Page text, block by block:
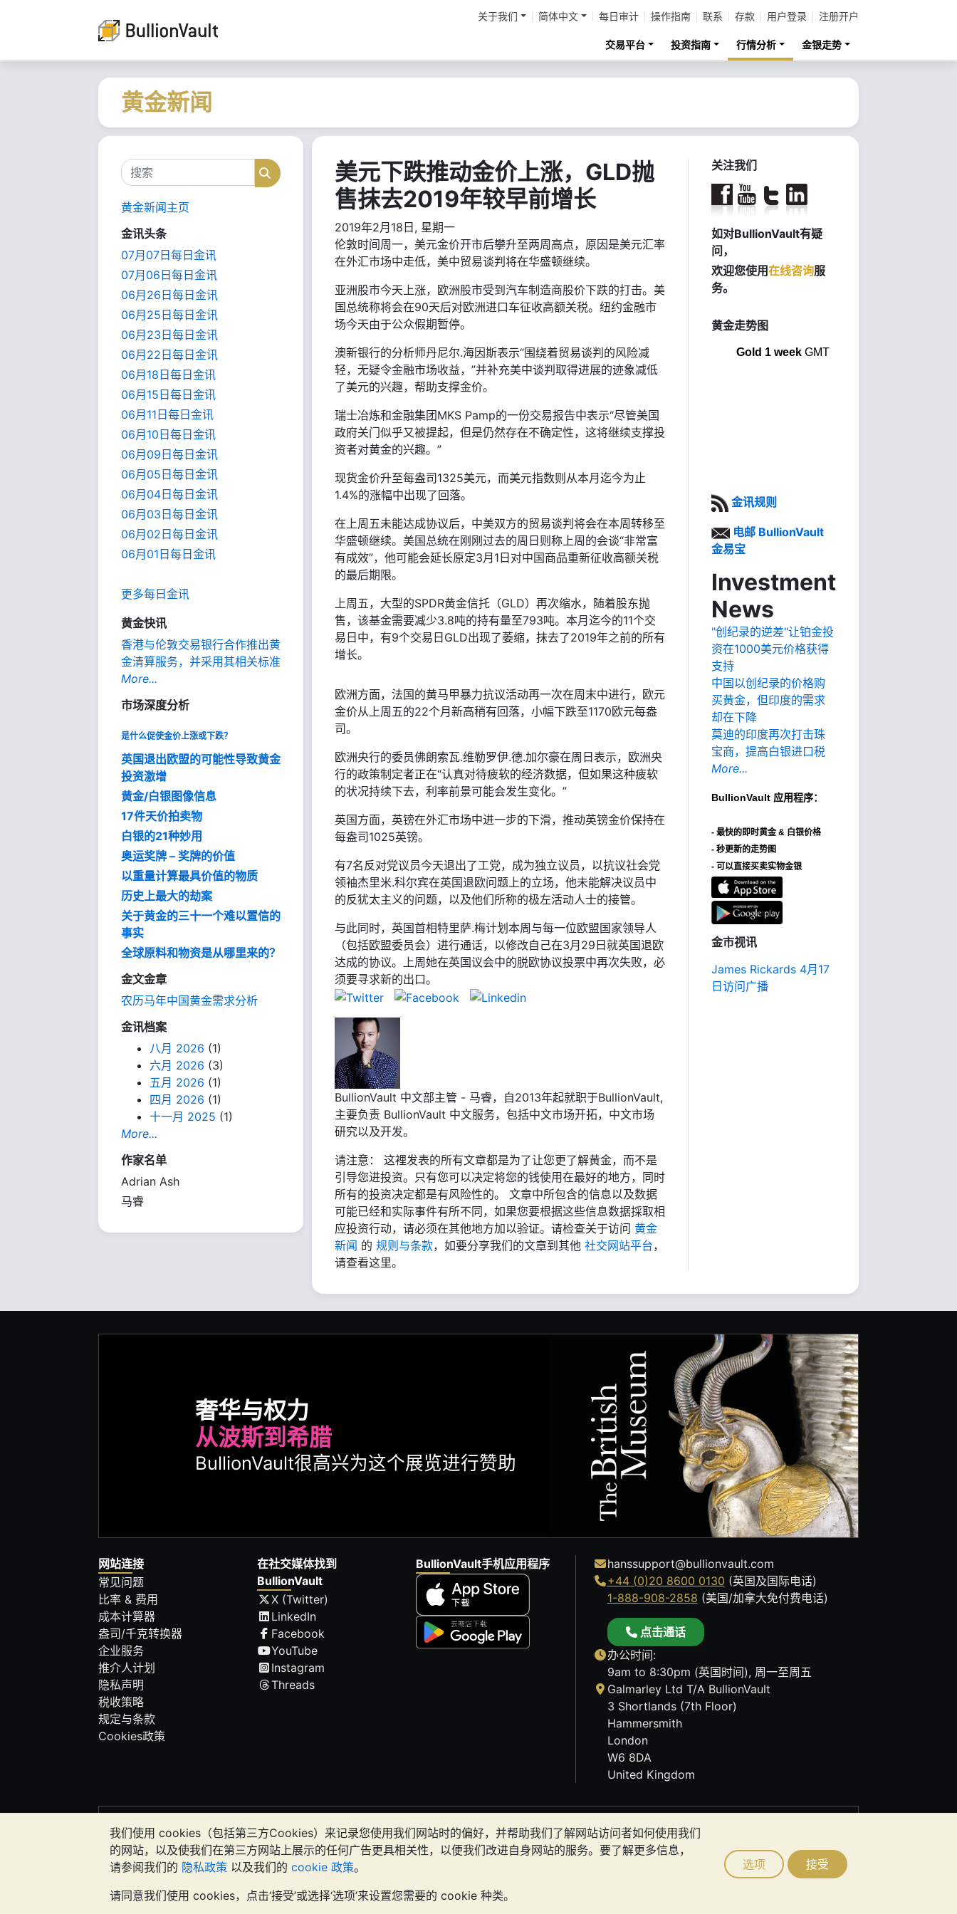
我们使用 cookies（包括第三方Cookies）来记录您使用我们网站时的偏好，并帮助我们了解网站访问者如何使用我们
的网站，以及使我们在第三方网站上展示的任何广告更具相关性，以便我们改进自身网站的服务。要了解更多信息，
请参阅我们的 隐私政策 以及我们的 cookie 政策。
请同意我们使用 cookies，点击‘接受’或选择‘选项’来设置您需要的 cookie 种类。
选项 接受
关于我们 简体中文 每日审计 操作指南 联系 存款 用户登录 注册开户
交易平台 投资指南 行情分析 金银走势
黄金新闻
搜索 搜索
黄金新闻主页
金讯头条
07月07日每日金讯
07月06日每日金讯
06月26日每日金讯
06月25日每日金讯
06月23日每日金讯
06月22日每日金讯
06月18日每日金讯
06月15日每日金讯
06月11日每日金讯
06月10日每日金讯
06月09日每日金讯
06月05日每日金讯
06月04日每日金讯
06月03日每日金讯
06月02日每日金讯
06月01日每日金讯
更多每日金讯
黄金快讯
香港与伦敦交易银行合作推出黄
金清算服务，并采用其相关标准
More...
市场深度分析
是什么促使金价上涨或下跌？
英国退出欧盟的可能性导致黄金
投资激增
黄金/白银图像信息
17件天价拍卖物
白银的21种妙用
奥运奖牌 – 奖牌的价值
以重量计算最具价值的物质
历史上最大的劫案
关于黄金的三十一个难以置信的
事实
全球原料和物资是从哪里来的？
金文金章
农历马年中国黄金需求分析
金讯档案
八月 2026 (1)
六月 2026 (3)
五月 2026 (1)
四月 2026 (1)
十一月 2025 (1)
More...
作家名单
Adrian Ash
马睿
美元下跌推动金价上涨，GLD抛
售抹去2019年较早前增长
2019年2月18日, 星期一
伦敦时间周一，美元金价开市后攀升至两周高点，原因是美元汇率
在外汇市场中走低，美中贸易谈判将在华盛顿继续。
亚洲股市今天上涨，欧洲股市受到汽车制造商股价下跌的打击。美
国总统称将会在90天后对欧洲进口车征收高额关税。纽约金融市
场今天由于公众假期暂停。
澳新银行的分析师丹尼尔.海因斯表示“围绕着贸易谈判的风险减
轻，无疑令金融市场收益，”并补充美中谈判取得进展的迹象减低
了美元的兴趣，帮助支撑金价。
瑞士冶炼和金融集团MKS Pamp的一份交易报告中表示“尽管美国
政府关门似乎又被提起，但是仍然存在不确定性，这将继续支撑投
资者对黄金的兴趣。”
现货金价升至每盎司1325美元，而美元指数则从本月迄今为止
1.4%的涨幅中出现了回落。
在上周五未能达成协议后，中美双方的贸易谈判将会在本周转移至
华盛顿继续。美国总统在刚刚过去的周日则称上周的会谈“非常富
有成效”，他可能会延长原定3月1日对中国商品重新征收高额关税
的最后期限。
上周五，大型的SPDR黄金信托（GLD）再次缩水，随着股东抛
售，该基金需要减少3.8吨的持有量至793吨。本月迄今的11个交
易日中，有9个交易日GLD出现了萎缩，抹去了2019年之前的所有
增长。
欧洲方面，法国的黄马甲暴力抗议活动再一次在周末中进行，欧元
金价从上周五的22个月新高稍有回落，小幅下跌至1170欧元每盎
司。
欧洲央行的委员佛朗索瓦.维勒罗伊.德.加尔豪在周日表示，欧洲央
行的政策制定者正在“认真对待疲软的经济数据，但如果这种疲软
的状况持续下去，利率前景可能会发生变化。”
英国方面，英镑在外汇市场中进一步的下滑，推动英镑金价保持在
每盎司1025英镑。
有7名反对党议员今天退出了工党，成为独立议员，以抗议社会党
领袖杰里米.科尔宾在英国退欧问题上的立场，他未能解决议员中
的反犹太主义的问题，以及他们所称的极左活动人士的接管。
与此同时，英国首相特里萨.梅计划本周与每一位欧盟国家领导人
（包括欧盟委员会）进行通话，以修改自己在3月29日就英国退欧
达成的协议。上周她在英国议会中的脱欧协议投票中再次失败，必
须要寻求新的出口。
BullionVault 中文部主管 - 马睿，自2013年起就职于BullionVault,
主要负责 BullionVault 中文服务，包括中文市场开拓，中文市场
研究以及开发。
请注意： 这裡发表的所有文章都是为了让您更了解黄金，而不是
引导您进投资。只有您可以决定将您的钱使用在最好的地方，同时
所有的投资决定都是有风险性的。 文章中所包含的信息以及数据
可能已经和实际事件有所不同，如果您要根据这些信息数据採取相
应投资行动，请必须在其他地方加以验证。请检查关于访问 黄金
新闻 的 规则与条款，如要分享我们的文章到其他 社交网站平台，
请查看这里。
关注我们
如对BullionVault有疑
问，
欢迎您使用在线咨询服
务。
黄金走势图
Gold 1 weekGMT
金讯规则
电邮 BullionVault
金易宝
Investment
News
"创纪录的逆差"让铂金投
资在1000美元价格获得
支持
中国以创纪录的价格购
买黄金，但印度的需求
却在下降
莫迪的印度再次打击珠
宝商，提高白银进口税
More...
BullionVault 应用程序：
- 最快的即时黄金 & 白银价格
- 秒更新的走势图
- 可以直接买卖实物金银
金市视讯
James Rickards 4月17
日访问广播
奢华与权力
从波斯到希腊
BullionVault很高兴为这个展览进行赞助
网站连接
常见问题
比率 & 费用
成本计算器
盎司/千克转换器
企业服务
推介人计划
隐私声明
税收策略
规定与条款
Cookies政策
在社交媒体找到
BullionVault
X (Twitter)
LinkedIn
Facebook
YouTube
Instagram
Threads
BullionVault手机应用程序
hanssupport@bullionvault.com
+44 (0)20 8600 0130 (英国及国际电话)
1-888-908-2858 (美国/加拿大免付费电话)
点击通话
办公时间:
9am to 8:30pm (英国时间), 周一至周五
Galmarley Ltd T/A BullionVault
3 Shortlands (7th Floor)
Hammersmith
London
W6 8DA
United Kingdom
应该考虑寻求专业建议，以确定投资并持有金条是否适合您。